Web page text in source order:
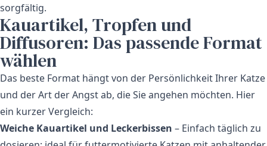
sorgfältig.
Kauartikel, Tropfen und
Diffusoren: Das passende Format
wählen
Das beste Format hängt von der Persönlichkeit Ihrer Katze
und der Art der Angst ab, die Sie angehen möchten. Hier
ein kurzer Vergleich:
Weiche Kauartikel und Leckerbissen – Einfach täglich zu